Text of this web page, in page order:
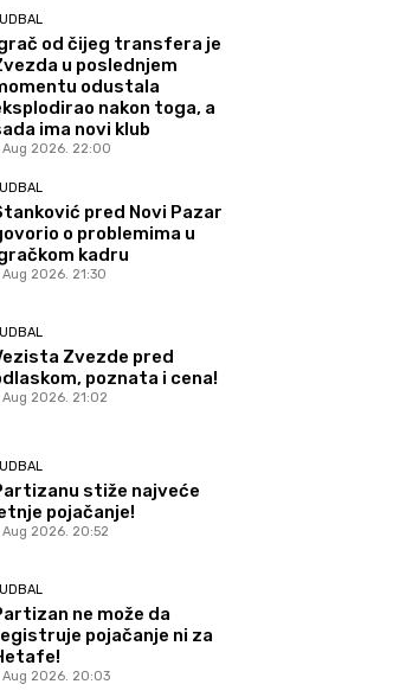
od čijeg transfera je
u poslednjem
odustala
nakon toga, a
ima novi klub
Aug 2026. 22:00
pred Novi Pazar
o problemima u
kadru
Aug 2026. 21:30
Zvezde pred
poznata i cena!
Aug 2026. 21:02
stiže najveće
pojačanje!
Aug 2026. 20:52
ne može da
pojačanje ni za
Aug 2026. 20:03